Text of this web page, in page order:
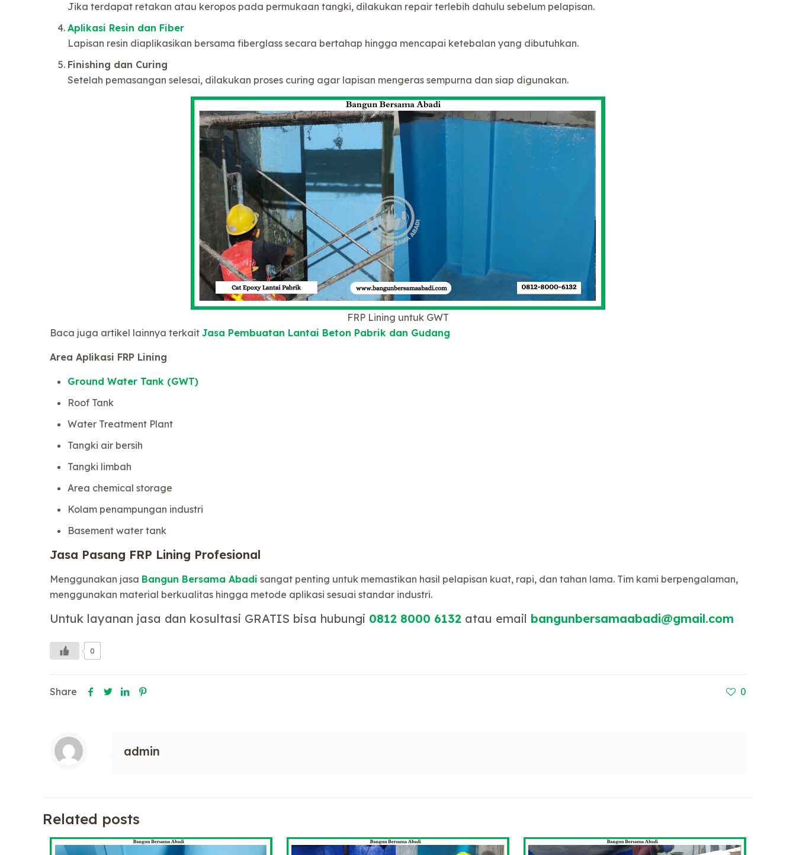
Jika terdapat retakan atau keropos pada permukaan tangki, dilakukan repair terlebih dahulu sebelum pelapisan.
Aplikasi Resin dan Fiber
Lapisan resin diaplikasikan bersama fiberglass secara bertahap hingga mencapai ketebalan yang dibutuhkan.
Finishing dan Curing
Setelah pemasangan selesai, dilakukan proses curing agar lapisan mengeras sempurna dan siap digunakan.
FRP Lining untuk GWT
Baca juga artikel lainnya terkait Jasa Pembuatan Lantai Beton Pabrik dan Gudang
Area Aplikasi FRP Lining
Ground Water Tank (GWT)
Roof Tank
Water Treatment Plant
Tangki air bersih
Tangki limbah
Area chemical storage
Kolam penampungan industri
Basement water tank
Jasa Pasang FRP Lining Profesional
Menggunakan jasa Bangun Bersama Abadi sangat penting untuk memastikan hasil pelapisan kuat, rapi, dan tahan lama. Tim kami berpengalaman,
menggunakan material berkualitas hingga metode aplikasi sesuai standar industri.
Untuk layanan jasa dan kosultasi GRATIS bisa hubungi 0812 8000 6132 atau email bangunbersamaabadi@gmail.com
0
Share 0
admin
Related posts